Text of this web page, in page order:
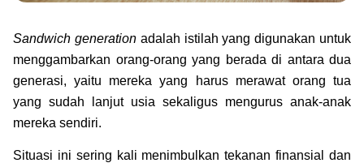
Jual emas kamu ke Treasury
Green Gold
Golden Generation
Tata Kelola
English
Sandwich generation adalah istilah yang digunakan untuk
menggambarkan orang-orang yang berada di antara dua
generasi, yaitu mereka yang harus merawat orang tua
yang sudah lanjut usia sekaligus mengurus anak-anak
mereka sendiri.
Situasi ini sering kali menimbulkan tekanan finansial dan